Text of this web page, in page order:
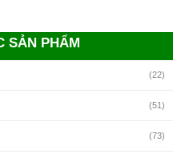
SẢN PHẨM
(22)
(51)
(73)